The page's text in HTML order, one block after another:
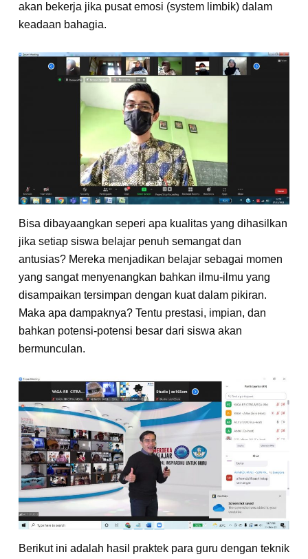
akan bekerja jika pusat emosi (system limbik) dalam
keadaan bahagia.
Bisa dibayaangkan seperi apa kualitas yang dihasilkan
jika setiap siswa belajar penuh semangat dan
antusias? Mereka menjadikan belajar sebagai momen
yang sangat menyenangkan bahkan ilmu-ilmu yang
disampaikan tersimpan dengan kuat dalam pikiran.
Maka apa dampaknya? Tentu prestasi, impian, dan
bahkan potensi-potensi besar dari siswa akan
bermunculan.
Berikut ini adalah hasil praktek para guru dengan teknik